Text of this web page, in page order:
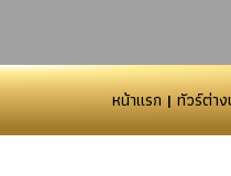
หน้าแรก|ทัวร์ต่า